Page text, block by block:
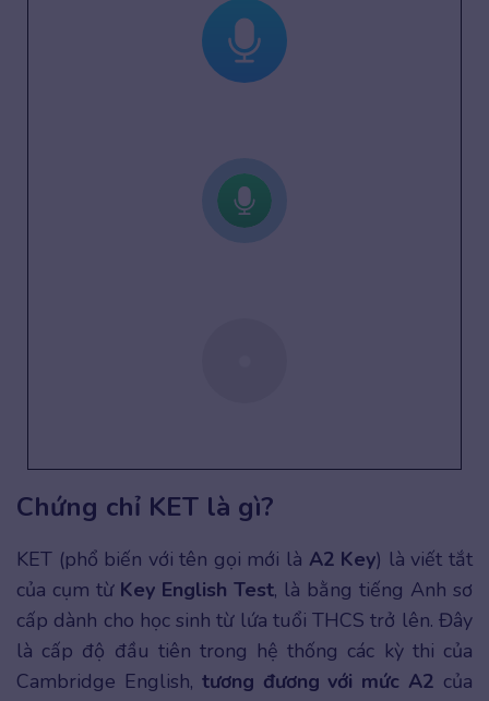
Chứng chỉ KET là gì?
KET (phổ biến với tên gọi mới là A2 Key) là viết tắt
của cụm từ Key English Test, là bằng tiếng Anh sơ
cấp dành cho học sinh từ lứa tuổi THCS trở lên. Đây
là cấp độ đầu tiên trong hệ thống các kỳ thi của
Cambridge English, tương đương với mức A2 của